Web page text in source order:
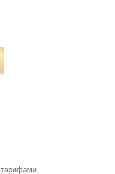
тарифами